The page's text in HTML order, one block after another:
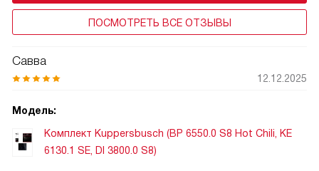
ПОСМОТРЕТЬ ВСЕ ОТЗЫВЫ
Савва
12.12.2025
Модель:
Комплект Kuppersbusch (BP 6550.0 S8 Hot Chili, KE
6130.1 SE, DI 3800.0 S8)